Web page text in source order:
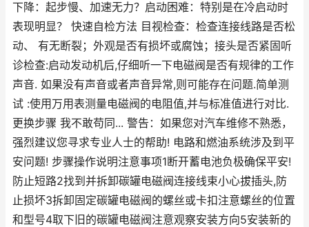
下降：起步慢、加速无力？启动困难：特别是在冷启动时
表现明显？ 快速自检方法 目视检查：检查连接线路是否松
动、 有无断裂；外观是否有损坏或腐蚀；接头是否紧固听
诊检查:启动发动机后,仔细听一下电磁阀是否有规律的工作
声音. 如果没有声音或者声音异常,则可能存在问题.简单测
试 :使用万用表测量电磁阀的电阻值,并与标准值进行对比.
更换步骤 我不敢苟同... 警告：如果您对汽车维修不熟悉，
强烈建议您寻求专业人士的帮助! 电路和燃油系统涉及到平
安问题! 步骤操作说明注意事项1断开蓄电池负极确保平安!
防止短路2找到并拆卸碳罐电磁阀连接线束小心拔插头,防
止损坏3拆卸固定碳罐电磁阀的螺丝或卡扣注意螺丝的位置
和型号4取下旧的碳罐电磁阀注意观察安装方向5安装新的